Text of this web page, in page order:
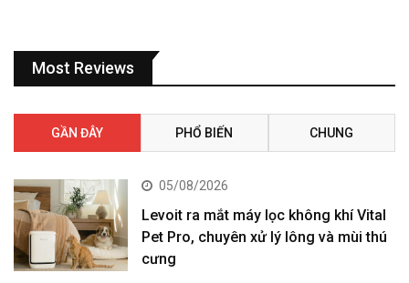
Most Reviews
GẦN ĐÂY PHỔ BIẾN CHUNG
05/08/2026
Levoit ra mắt máy lọc không khí Vital
Pet Pro, chuyên xử lý lông và mùi thú
cưng